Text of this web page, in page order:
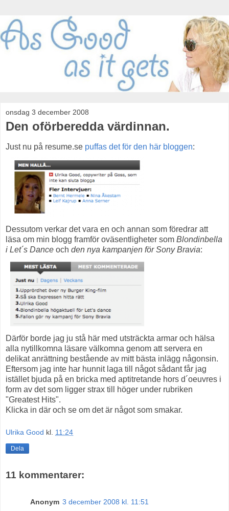
onsdag 3 december 2008
Den oförberedda värdinnan.
Just nu på resume.se puffas det för den här bloggen:
Dessutom verkar det vara en och annan som föredrar att
läsa om min blogg framför oväsentligheter som Blondinbella
i Let´s Dance och den nya kampanjen för Sony Bravia:
Därför borde jag ju stå här med utsträckta armar och hälsa
alla nytillkomna läsare välkomna genom att servera en
delikat anrättning bestående av mitt bästa inlägg någonsin.
Eftersom jag inte har hunnit laga till något sådant får jag
istället bjuda på en bricka med aptitretande hors d´oeuvres i
form av det som ligger strax till höger under rubriken
"Greatest Hits".
Klicka in där och se om det är något som smakar.
Ulrika Good kl. 11:24
Dela
11 kommentarer:
Anonym 3 december 2008 kl. 11:51